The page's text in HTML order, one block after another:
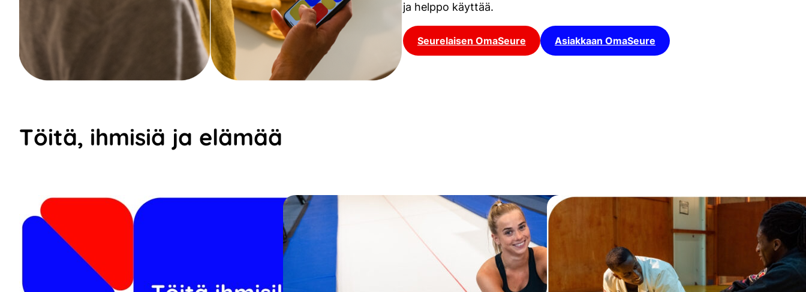
ja helppo käyttää.
Seurelaisen OmaSeure Asiakkaan OmaSeure
Töitä, ihmisiä ja elämää